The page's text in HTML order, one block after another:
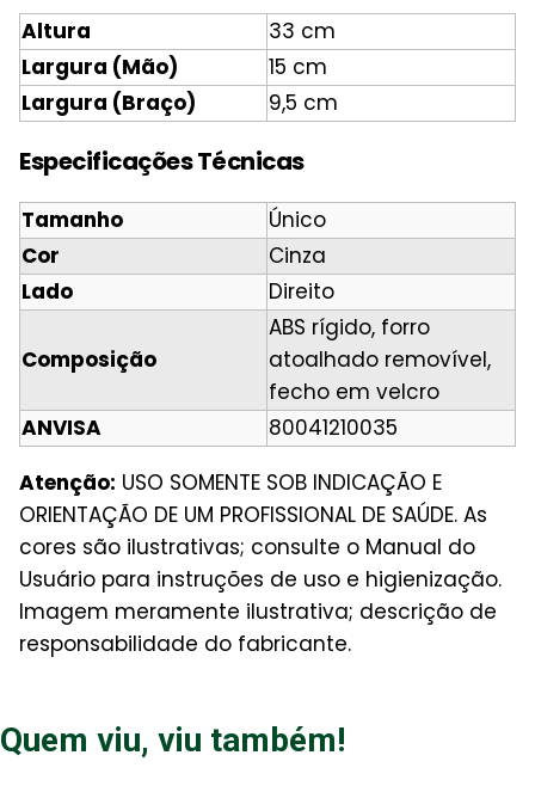
Altura
33 cm
Largura (Mão)
15 cm
Largura (Braço)
9,5 cm
Especificações Técnicas
Tamanho
Único
Cor
Cinza
Lado
Direito
Composição
ABS rígido, forro
atoalhado removível,
fecho em velcro
ANVISA
80041210035
Atenção: USO SOMENTE SOB INDICAÇÃO E
ORIENTAÇÃO DE UM PROFISSIONAL DE SAÚDE. As
cores são ilustrativas; consulte o Manual do
Usuário para instruções de uso e higienização.
Imagem meramente ilustrativa; descrição de
responsabilidade do fabricante.
Quem viu, viu também!